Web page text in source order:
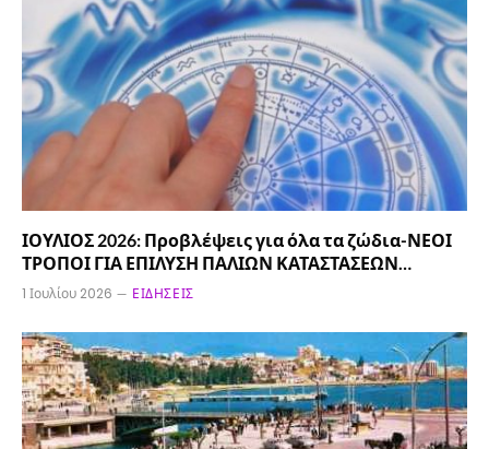
ΙΟΥΛΙΟΣ 2026: Προβλέψεις για όλα τα ζώδια-ΝΕΟΙ
ΤΡΟΠΟΙ ΓΙΑ ΕΠΙΛΥΣΗ ΠΑΛΙΩΝ ΚΑΤΑΣΤΑΣΕΩΝ…
1 Ιουλίου 2026 ΕΙΔΉΣΕΙΣ